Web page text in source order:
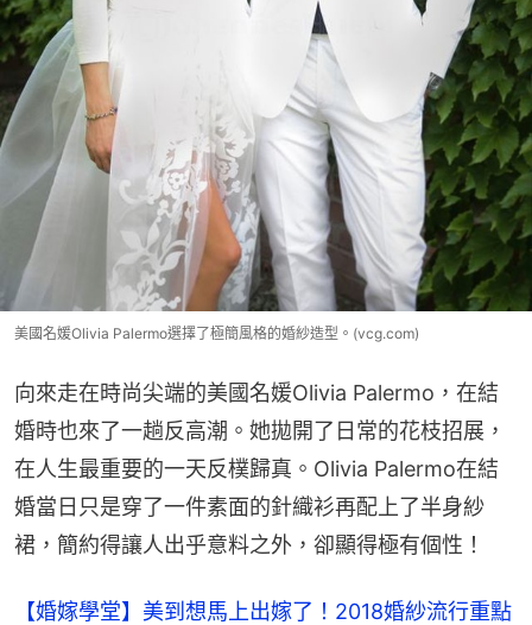
美國名媛Olivia Palermo選擇了極簡風格的婚紗造型。(vcg.com)
向來走在時尚尖端的美國名媛Olivia Palermo，在結
婚時也來了一趟反高潮。她拋開了日常的花枝招展，
在人生最重要的一天反樸歸真。Olivia Palermo在結
婚當日只是穿了一件素面的針織衫再配上了半身紗
裙，簡約得讓人出乎意料之外，卻顯得極有個性！
【婚嫁學堂】美到想馬上出嫁了！2018婚紗流行重點